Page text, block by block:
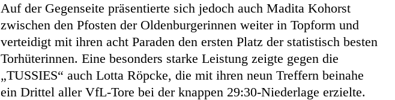
Auf der Gegenseite präsentierte sich jedoch auch Madita Kohorst
zwischen den Pfosten der Oldenburgerinnen weiter in Topform und
verteidigt mit ihren acht Paraden den ersten Platz der statistisch besten
Torhüterinnen. Eine besonders starke Leistung zeigte gegen die
„TUSSIES“ auch Lotta Röpcke, die mit ihren neun Treffern beinahe
ein Drittel aller VfL-Tore bei der knappen 29:30-Niederlage erzielte.